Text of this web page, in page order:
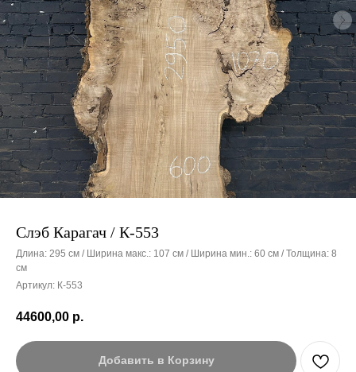
Слэб Карагач / К-553
Длина: 295 см / Ширина макс.: 107 см / Ширина мин.: 60 см / Толщина: 8
см
Артикул: К-553
44600,00 р.
Добавить в Корзину